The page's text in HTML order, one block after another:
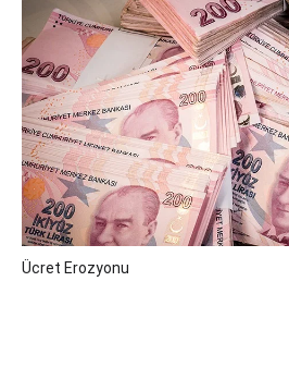
Ücret Erozyonu